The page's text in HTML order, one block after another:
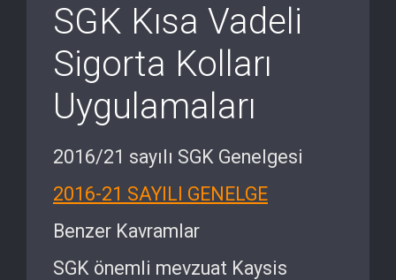
SGK Kısa Vadeli
Sigorta Kolları
Uygulamaları
2016/21 sayılı SGK Genelgesi
2016-21 SAYILI GENELGE
Benzer Kavramlar
SGK önemli mevzuat Kaysis